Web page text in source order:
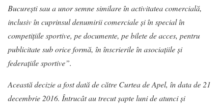
București sau a unor semne similare în activitatea comercială,
inclusiv în cuprinsul denumirii comerciale și în special în
competițiile sportive, pe documente, pe bilete de acces, pentru
publicitate sub orice formă, în înscrierile în asociațiile și
federațiile sportive”.
Această decizie a fost dată de către Curtea de Apel, în data de 21
decembrie 2016. Întrucât au trecut șapte luni de atunci și